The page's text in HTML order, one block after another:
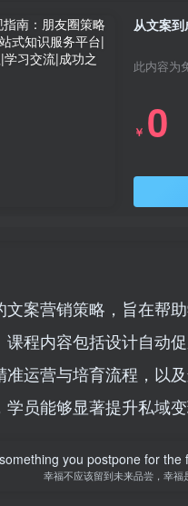
从文案
此内容为
￥ 0
案营销策略，旨在帮
程内容包括设计自动
运营与培育流程，以
员能够显著提升私域
you postpone for
幸福不应该留到未来品尝，幸